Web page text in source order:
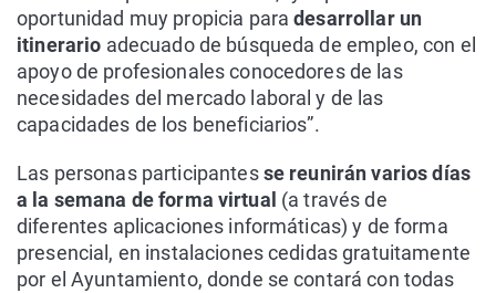
oportunidad muy propicia paradesarrollar un
itinerario adecuado de búsqueda de empleo, con el
apoyo de profesionales conocedores de las
necesidades del mercado laboral y de las
capacidades de los beneficiarios”.
Las personas participantesse reunirán varios días
a la semana de forma virtual (a través de
diferentes aplicaciones informáticas) y de forma
presencial, en instalaciones cedidas gratuitamente
por el Ayuntamiento, donde se contará con todas